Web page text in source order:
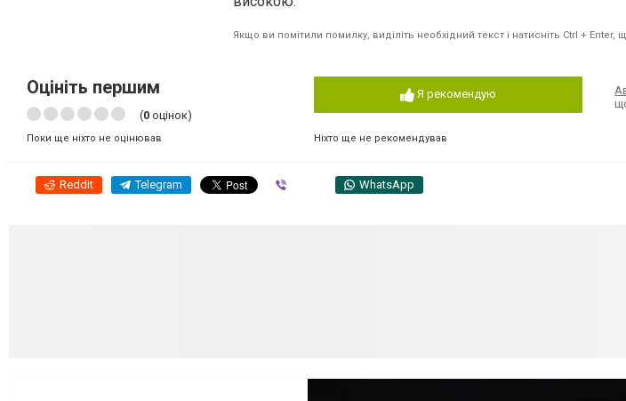
Якщо ви помітили помилку, виділіть необхідний текст і натисніть Ctrl +
Оцініть першим
(0 оцінок)
Поки ще ніхто не оцінював
Я рекомендую
Ніхто ще не рекомендував
Reddit Telegram WhatsApp